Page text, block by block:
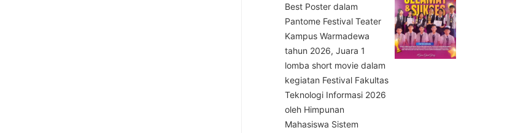
Best Poster dalam
Pantome Festival Teater
Kampus Warmadewa
tahun 2026, Juara 1
lomba short movie dalam
kegiatan Festival Fakultas
Teknologi Informasi 2026
oleh Himpunan
Mahasiswa Sistem